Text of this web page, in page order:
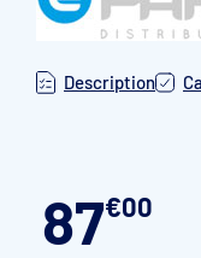
Description
87€00